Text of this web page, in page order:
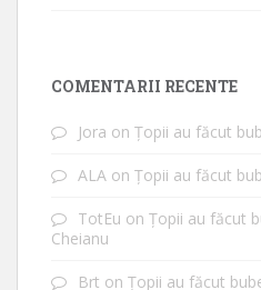
COMENTARII RECENTE
Jora on Țopii au făcut
ALA on Țopii au făcut
TotEu on Țopii au făcut
Cheianu
Brt on Țopii au făcut